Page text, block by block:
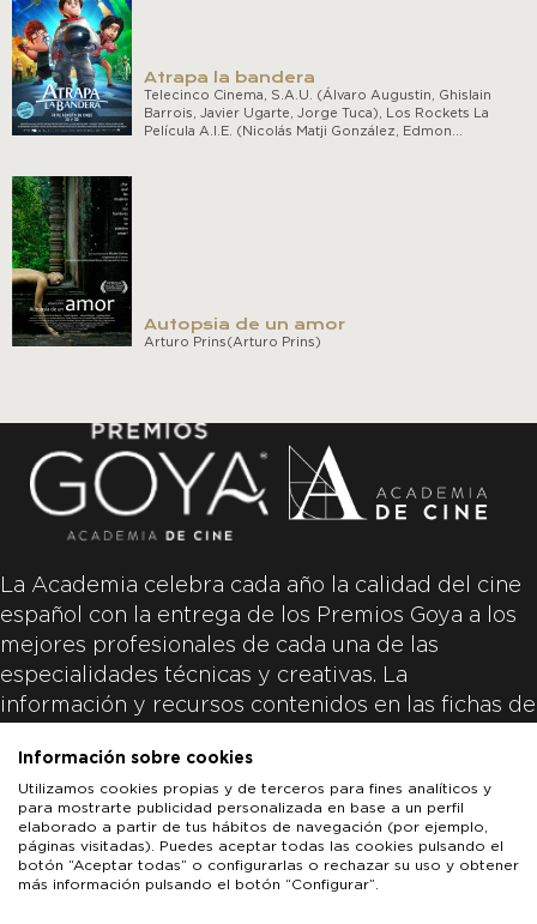
Atrapa la bandera
Telecinco Cinema, S.A.U. (Álvaro Augustin, Ghislain
Barrois, Javier Ugarte, Jorge Tuca), Los Rockets La
Película A.I.E. (Nicolás Matji González, Edmon…
Autopsia de un amor
Arturo Prins(Arturo Prins)
La Academia celebra cada año la calidad del cine
español con la entrega de los Premios Goya a los
mejores profesionales de cada una de las
especialidades técnicas y creativas. La
información y recursos contenidos en las fichas de
productoras de las películas y responsabilidad
única y exclusiva de las mismas.
Información sobre cookies
Utilizamos cookies propias y de terceros para fines analíticos y
para mostrarte publicidad personalizada en base a un perfil
elaborado a partir de tus hábitos de navegación (por ejemplo,
páginas visitadas). Puedes aceptar todas las cookies pulsando el
botón “Aceptar todas” o configurarlas o rechazar su uso y obtener
más información pulsando el botón “Configurar”.